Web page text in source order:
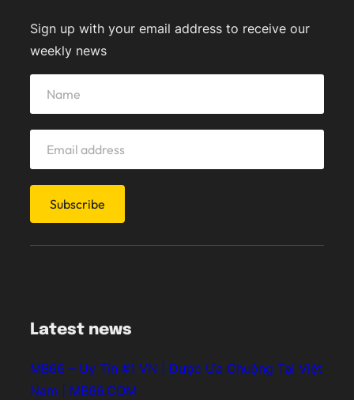
Sign up with your email address to receive our
weekly news
Latest news
MB66 – Uy Tín #1 VN | Được Ưa Chuộng Tại Việt
Nam | MB66.COM